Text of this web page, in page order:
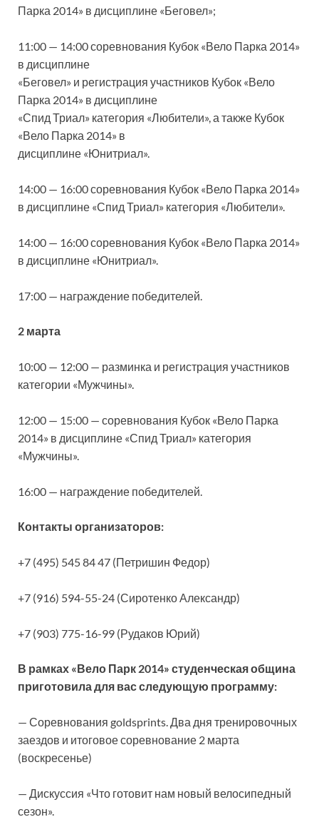
Парка 2014» в дисциплине «Беговел»;
11:00 — 14:00 соревнования Кубок «Вело Парка 2014»
в дисциплине
«Беговел» и регистрация участников Кубок «Вело
Парка 2014» в дисциплине
«Спид Триал» категория «Любители», а также Кубок
«Вело Парка 2014» в
дисциплине «Юнитриал».
14:00 — 16:00 соревнования Кубок «Вело Парка 2014»
в дисциплине «Спид Триал» категория «Любители».
14:00 — 16:00 соревнования Кубок «Вело Парка 2014»
в дисциплине «Юнитриал».
17:00 — награждение победителей.
2 марта
10:00 — 12:00 — разминка и регистрация участников
категории «Мужчины».
12:00 — 15:00 — соревнования Кубок «Вело Парка
2014» в дисциплине «Спид Триал» категория
«Мужчины».
16:00 — награждение победителей.
Контакты организаторов:
+7 (495) 545 84 47 (Петришин Федор)
+7 (916) 594-55-24 (Сиротенко Александр)
+7 (903) 775-16-99 (Рудаков Юрий)
В рамках «Вело Парк 2014» студенческая община
приготовила для вас следующую программу:
— Соревнования goldsprints. Два дня тренировочных
заездов и итоговое соревнование 2 марта
(воскресенье)
— Дискуссия «Что готовит нам новый велосипедный
сезон».